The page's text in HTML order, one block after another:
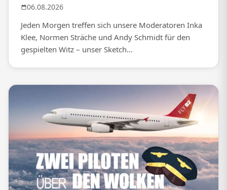
06.08.2026
Jeden Morgen treffen sich unsere Moderatoren Inka
Klee, Normen Sträche und Andy Schmidt für den
gespielten Witz – unser Sketch...